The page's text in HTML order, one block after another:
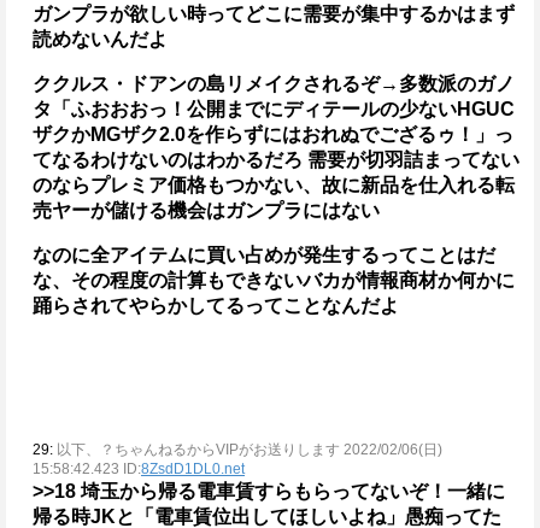
ガンプラが欲しい時ってどこに需要が集中するかはまず
読めないんだよ
ククルス・ドアンの島リメイクされるぞ→多数派のガノ
タ「ふおおおっ！公開までにディテールの少ないHGUC
ザクかMGザク2.0を作らずにはおれぬでござるゥ！」っ
てなるわけないのはわかるだろ 需要が切羽詰まってない
のならプレミア価格もつかない、故に新品を仕入れる転
売ヤーが儲ける機会はガンプラにはない
なのに全アイテムに買い占めが発生するってことはだ
な、その程度の計算もできないバカが情報商材か何かに
踊らされてやらかしてるってことなんだよ
29: 以下、？ちゃんねるからVIPがお送りします 2022/02/06(日)
15:58:42.423 ID:8ZsdD1DL0.net
>>18 埼玉から帰る電車賃すらもらってないぞ！一緒に
帰る時JKと「電車賃位出してほしいよね」愚痴ってた